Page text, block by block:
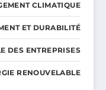
CLIMATIQUE
ET DURABILITÉ
DES ENTREPRISES
RENOUVELABLE